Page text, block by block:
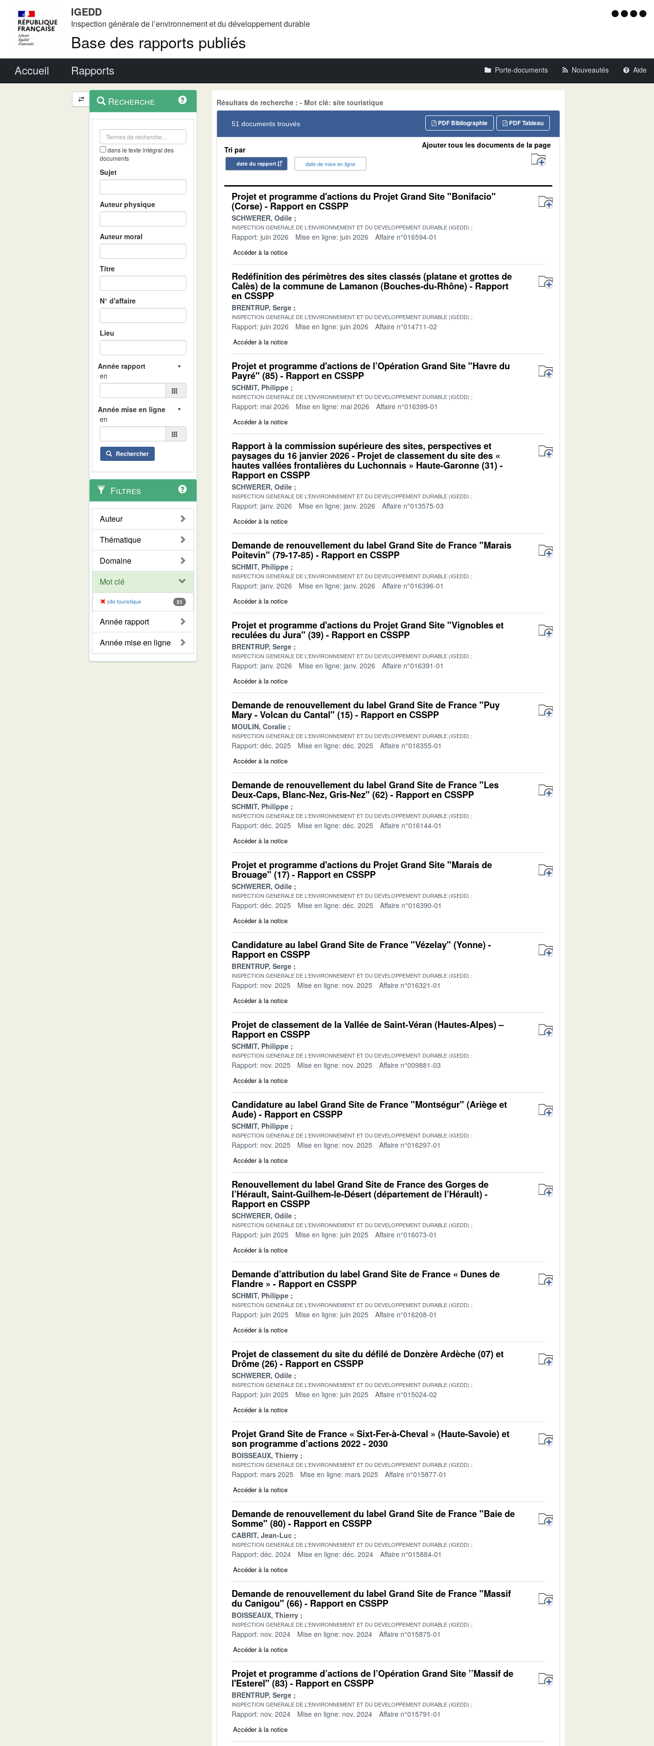
IGEDD
Inspection générale de l’environnement et du développement durable
Base des rapports publiés
Menu
Accueil Rapports Porte-documents Nouveautés Aide
Navigation
et
outils
contextuel
Recherche
dans le texte intégral des
documents
Sujet
Auteur physique
Auteur moral
Titre
N° d'affaire
Lieu
en
en
Rechercher
Filtres
Auteur
Thématique
Domaine
Mot clé
site touristique 51
Année rapport
Année mise en ligne
Résultats de recherche : - Mot clé: site touristique
51 documents trouvés PDF Tableau
PDF Bibliographie
Tri par
date du rapport date de mise en ligne
Ajouter tous les documents de la page
Projet et programme d'actions du Projet Grand Site "Bonifacio"
(Corse) - Rapport en CSSPP
SCHWERER, Odile
INSPECTION GENERALE DE L'ENVIRONNEMENT ET DU DEVELOPPEMENT DURABLE (IGEDD)
Rapport: juin 2026 Mise en ligne: juin 2026 Affaire n°016594-01
Accéder à la notice
Redéfinition des périmètres des sites classés (platane et grottes de
Calès) de la commune de Lamanon (Bouches-du-Rhône) - Rapport
en CSSPP
BRENTRUP, Serge
INSPECTION GENERALE DE L'ENVIRONNEMENT ET DU DEVELOPPEMENT DURABLE (IGEDD)
Rapport: juin 2026 Mise en ligne: juin 2026 Affaire n°014711-02
Accéder à la notice
Projet et programme d'actions de l’Opération Grand Site "Havre du
Payré" (85) - Rapport en CSSPP
SCHMIT, Philippe
INSPECTION GENERALE DE L'ENVIRONNEMENT ET DU DEVELOPPEMENT DURABLE (IGEDD)
Rapport: mai 2026 Mise en ligne: mai 2026 Affaire n°016399-01
Accéder à la notice
Rapport à la commission supérieure des sites, perspectives et
paysages du 16 janvier 2026 - Projet de classement du site des «
hautes vallées frontalières du Luchonnais » Haute-Garonne (31) -
Rapport en CSSPP
SCHWERER, Odile
INSPECTION GENERALE DE L'ENVIRONNEMENT ET DU DEVELOPPEMENT DURABLE (IGEDD)
Rapport: janv. 2026 Mise en ligne: janv. 2026 Affaire n°013575-03
Accéder à la notice
Demande de renouvellement du label Grand Site de France "Marais
Poitevin" (79-17-85) - Rapport en CSSPP
SCHMIT, Philippe
INSPECTION GENERALE DE L'ENVIRONNEMENT ET DU DEVELOPPEMENT DURABLE (IGEDD)
Rapport: janv. 2026 Mise en ligne: janv. 2026 Affaire n°016396-01
Accéder à la notice
Projet et programme d'actions du Projet Grand Site "Vignobles et
reculées du Jura" (39) - Rapport en CSSPP
BRENTRUP, Serge
INSPECTION GENERALE DE L'ENVIRONNEMENT ET DU DEVELOPPEMENT DURABLE (IGEDD)
Rapport: janv. 2026 Mise en ligne: janv. 2026 Affaire n°016391-01
Accéder à la notice
Demande de renouvellement du label Grand Site de France "Puy
Mary - Volcan du Cantal" (15) - Rapport en CSSPP
MOULIN, Coralie
INSPECTION GENERALE DE L'ENVIRONNEMENT ET DU DEVELOPPEMENT DURABLE (IGEDD)
Rapport: déc. 2025 Mise en ligne: déc. 2025 Affaire n°016355-01
Accéder à la notice
Demande de renouvellement du label Grand Site de France "Les
Deux-Caps, Blanc-Nez, Gris-Nez" (62) - Rapport en CSSPP
SCHMIT, Philippe
INSPECTION GENERALE DE L'ENVIRONNEMENT ET DU DEVELOPPEMENT DURABLE (IGEDD)
Rapport: déc. 2025 Mise en ligne: déc. 2025 Affaire n°016144-01
Accéder à la notice
Projet et programme d'actions du Projet Grand Site "Marais de
Brouage" (17) - Rapport en CSSPP
SCHWERER, Odile
INSPECTION GENERALE DE L'ENVIRONNEMENT ET DU DEVELOPPEMENT DURABLE (IGEDD)
Rapport: déc. 2025 Mise en ligne: déc. 2025 Affaire n°016390-01
Accéder à la notice
Candidature au label Grand Site de France "Vézelay" (Yonne) -
Rapport en CSSPP
BRENTRUP, Serge
INSPECTION GENERALE DE L'ENVIRONNEMENT ET DU DEVELOPPEMENT DURABLE (IGEDD)
Rapport: nov. 2025 Mise en ligne: nov. 2025 Affaire n°016321-01
Accéder à la notice
Projet de classement de la Vallée de Saint-Véran (Hautes-Alpes) –
Rapport en CSSPP
SCHMIT, Philippe
INSPECTION GENERALE DE L'ENVIRONNEMENT ET DU DEVELOPPEMENT DURABLE (IGEDD)
Rapport: nov. 2025 Mise en ligne: nov. 2025 Affaire n°009881-03
Accéder à la notice
Candidature au label Grand Site de France "Montségur" (Ariège et
Aude) - Rapport en CSSPP
SCHMIT, Philippe
INSPECTION GENERALE DE L'ENVIRONNEMENT ET DU DEVELOPPEMENT DURABLE (IGEDD)
Rapport: nov. 2025 Mise en ligne: nov. 2025 Affaire n°016297-01
Accéder à la notice
Renouvellement du label Grand Site de France des Gorges de
l’Hérault, Saint-Guilhem-le-Désert (département de l’Hérault) -
Rapport en CSSPP
SCHWERER, Odile
INSPECTION GENERALE DE L'ENVIRONNEMENT ET DU DEVELOPPEMENT DURABLE (IGEDD)
Rapport: juin 2025 Mise en ligne: juin 2025 Affaire n°016073-01
Accéder à la notice
Demande d’attribution du label Grand Site de France « Dunes de
Flandre » - Rapport en CSSPP
SCHMIT, Philippe
INSPECTION GENERALE DE L'ENVIRONNEMENT ET DU DEVELOPPEMENT DURABLE (IGEDD)
Rapport: juin 2025 Mise en ligne: juin 2025 Affaire n°016208-01
Accéder à la notice
Projet de classement du site du défilé de Donzère Ardèche (07) et
Drôme (26) - Rapport en CSSPP
SCHWERER, Odile
INSPECTION GENERALE DE L'ENVIRONNEMENT ET DU DEVELOPPEMENT DURABLE (IGEDD)
Rapport: juin 2025 Mise en ligne: juin 2025 Affaire n°015024-02
Accéder à la notice
Projet Grand Site de France « Sixt-Fer-à-Cheval » (Haute-Savoie) et
son programme d’actions 2022 - 2030
BOISSEAUX, Thierry
INSPECTION GENERALE DE L'ENVIRONNEMENT ET DU DEVELOPPEMENT DURABLE (IGEDD)
Rapport: mars 2025 Mise en ligne: mars 2025 Affaire n°015877-01
Accéder à la notice
Demande de renouvellement du label Grand Site de France "Baie de
Somme" (80) - Rapport en CSSPP
CABRIT, Jean-Luc
INSPECTION GENERALE DE L'ENVIRONNEMENT ET DU DEVELOPPEMENT DURABLE (IGEDD)
Rapport: déc. 2024 Mise en ligne: déc. 2024 Affaire n°015884-01
Accéder à la notice
Demande de renouvellement du label Grand Site de France "Massif
du Canigou" (66) - Rapport en CSSPP
BOISSEAUX, Thierry
INSPECTION GENERALE DE L'ENVIRONNEMENT ET DU DEVELOPPEMENT DURABLE (IGEDD)
Rapport: nov. 2024 Mise en ligne: nov. 2024 Affaire n°015875-01
Accéder à la notice
Projet et programme d’actions de l’Opération Grand Site ’’Massif de
l'Esterel" (83) - Rapport en CSSPP
BRENTRUP, Serge
INSPECTION GENERALE DE L'ENVIRONNEMENT ET DU DEVELOPPEMENT DURABLE (IGEDD)
Rapport: nov. 2024 Mise en ligne: nov. 2024 Affaire n°015791-01
Accéder à la notice